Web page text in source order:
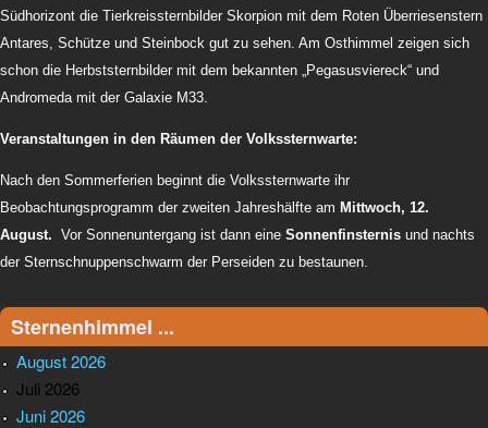
Südhorizont die Tierkreissternbilder Skorpion mit dem Roten Überriesenstern
Antares, Schütze und Steinbock gut zu sehen. Am Osthimmel zeigen sich
schon die Herbststernbilder mit dem bekannten „Pegasusviereck“ und
Andromeda mit der Galaxie M33.
Veranstaltungen in den Räumen der Volkssternwarte:
Nach den Sommerferien beginnt die Volkssternwarte ihr
Beobachtungsprogramm der zweiten Jahreshälfte am Mittwoch, 12.
August. Vor Sonnenuntergang ist dann eine Sonnenfinsternis und nachts
der Sternschnuppenschwarm der Perseiden zu bestaunen.
Sternenhimmel ...
August 2026
Juli 2026
Juni 2026